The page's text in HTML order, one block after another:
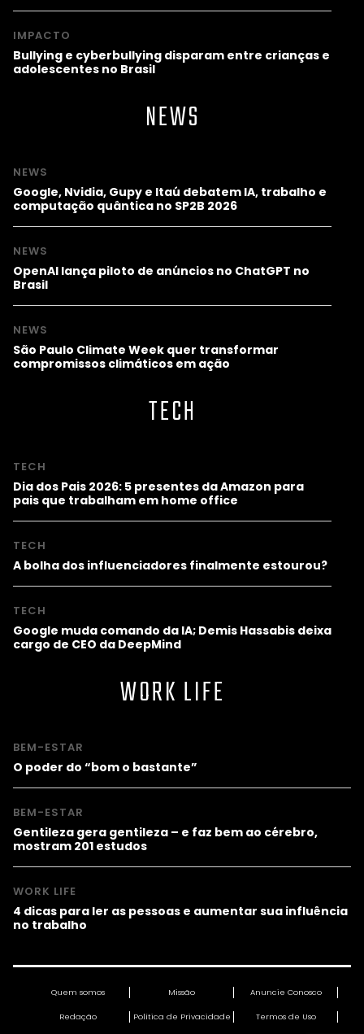
IMPACTO
Bullying e cyberbullying disparam entre crianças e
adolescentes no Brasil
NEWS
NEWS
Google, Nvidia, Gupy e Itaú debatem IA, trabalho e
computação quântica no SP2B 2026
NEWS
OpenAI lança piloto de anúncios no ChatGPT no
Brasil
NEWS
São Paulo Climate Week quer transformar
compromissos climáticos em ação
TECH
TECH
Dia dos Pais 2026: 5 presentes da Amazon para
pais que trabalham em home office
TECH
A bolha dos influenciadores finalmente estourou?
TECH
Google muda comando da IA; Demis Hassabis deixa
cargo de CEO da DeepMind
WORK LIFE
BEM-ESTAR
O poder do “bom o bastante”
BEM-ESTAR
Gentileza gera gentileza – e faz bem ao cérebro,
mostram 201 estudos
WORK LIFE
4 dicas para ler as pessoas e aumentar sua influência
no trabalho
Quem somos Missão Anuncie Conosco
Redação Política de Privacidade Termos de Uso